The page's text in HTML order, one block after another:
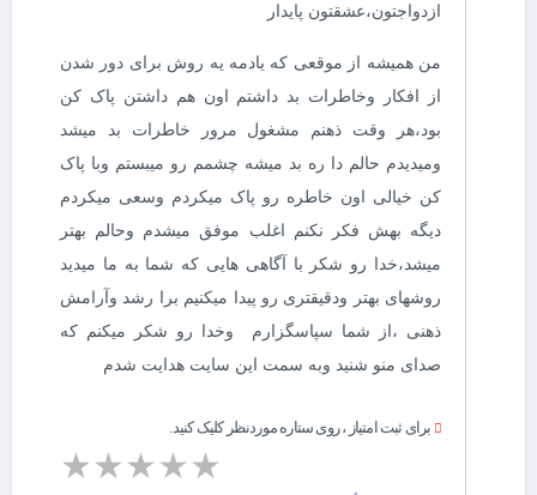
ازدواجتون،عشقتون پایدار
من همیشه از موقعی که یادمه یه روش برای دور شدن
از افکار وخاطرات بد داشتم اون هم داشتن پاک کن
بود،هر وقت ذهنم مشغول مرور خاطرات بد میشد
ومیدیدم حالم دا ره بد میشه چشمم رو میبستم وبا پاک
کن خیالی اون خاطره رو پاک میکردم وسعی میکردم
دیگه بهش فکر نکنم اغلب موفق میشدم وحالم بهتر
میشد،خدا رو شکر با آگاهی هایی که شما به ما میدید
روشهای بهتر ودقیقتری رو پیدا میکنیم برا رشد وآرامش
ذهنی ،از شما سپاسگزارم وخدا رو شکر میکنم که
صدای منو شنید وبه سمت این سایت هدایت شدم
برای ثبت امتیاز ، روی ستاره موردنظر کلیک کنید.
★★★★★